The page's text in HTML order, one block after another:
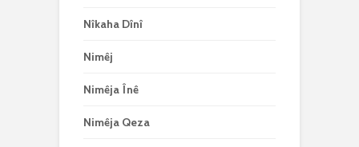
Nîkaha Dînî
Nimêj
Nimêja Înê
Nimêja Qeza